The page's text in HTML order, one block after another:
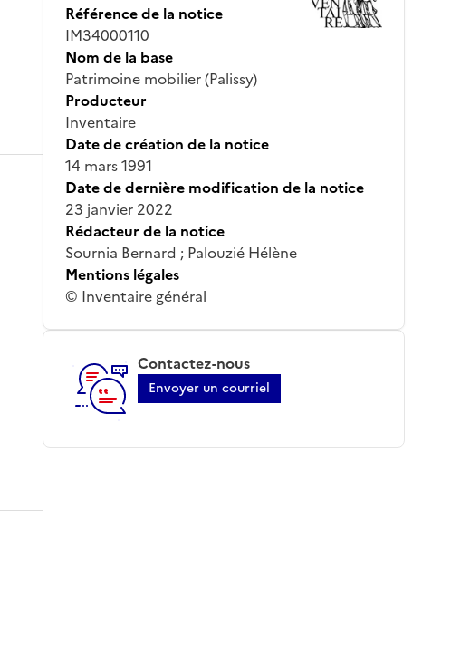
Référence de la notice
IM34000110
Nom de la base
Patrimoine mobilier (Palissy)
Producteur
Inventaire
Date de création de la notice
14 mars 1991
Date de dernière modification de la notice
23 janvier 2022
Rédacteur de la notice
Sournia Bernard ; Palouzié Hélène
Mentions légales
© Inventaire général
Contactez-nous
Envoyer un courriel